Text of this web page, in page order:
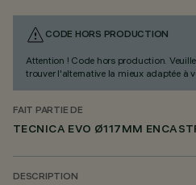
CODE HORS PRODUCTION
Attention ! Code hors production.
trouver l'alternative la mieux adaptée à
FAIT PARTIE DE
TECNICA EVO Ø117MM
DESCRIPTION